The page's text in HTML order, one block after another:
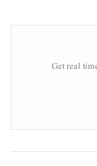
Get real